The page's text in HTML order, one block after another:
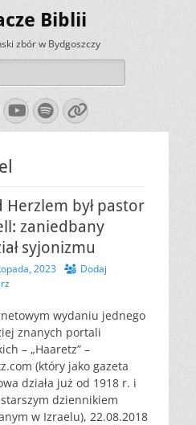
Biblii
zbór w Bydgoszczy
YouTube
Spotify
Link
Herzlem był pastor
zaniedbany
syjonizmu
2023
Dodaj
wydaniu jednego
znanych portali
– „Haaretz” –
(który jako gazeta
działa już od 1918 r. i
dziennikiem
w Izraelu), 22.08.2018